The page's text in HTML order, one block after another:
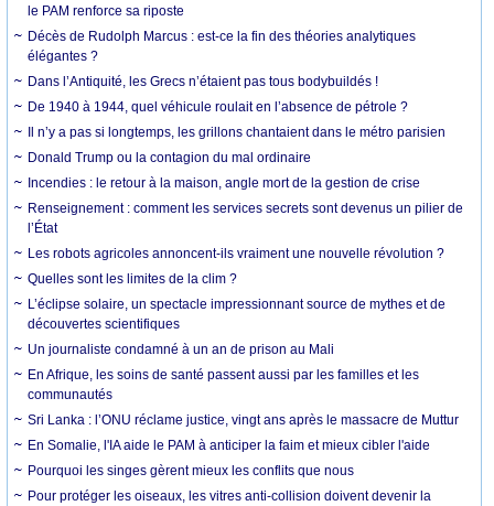
le PAM renforce sa riposte
Décès de Rudolph Marcus : est-ce la fin des théories analytiques
élégantes ?
Dans l’Antiquité, les Grecs n’étaient pas tous bodybuildés !
De 1940 à 1944, quel véhicule roulait en l’absence de pétrole ?
Il n’y a pas si longtemps, les grillons chantaient dans le métro parisien
Donald Trump ou la contagion du mal ordinaire
Incendies : le retour à la maison, angle mort de la gestion de crise
Renseignement : comment les services secrets sont devenus un pilier de
l’État
Les robots agricoles annoncent-ils vraiment une nouvelle révolution ?
Quelles sont les limites de la clim ?
L’éclipse solaire, un spectacle impressionnant source de mythes et de
découvertes scientifiques
Un journaliste condamné à un an de prison au Mali
En Afrique, les soins de santé passent aussi par les familles et les
communautés
Sri Lanka : l’ONU réclame justice, vingt ans après le massacre de Muttur
En Somalie, l'IA aide le PAM à anticiper la faim et mieux cibler l'aide
Pourquoi les singes gèrent mieux les conflits que nous
Pour protéger les oiseaux, les vitres anti-collision doivent devenir la